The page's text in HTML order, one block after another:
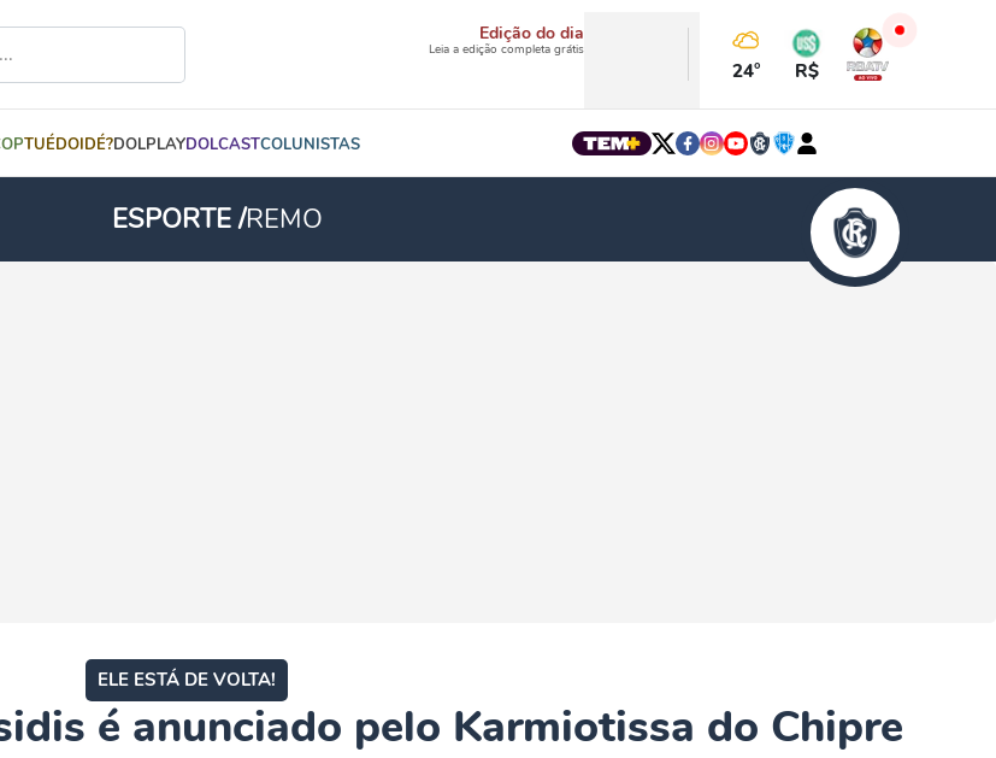
Edição do dia
Leia a edição completa grátis
24° R$
TUÉDOIDÉ?DOLPLAYDOLCASTCOLUNISTAS
ESPORTE /REMO
ELE ESTÁ DE VOLTA!
é anunciado pelo Karmiotissa do Chipre